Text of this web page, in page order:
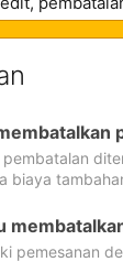
pembatalan
biaya
pemesanan